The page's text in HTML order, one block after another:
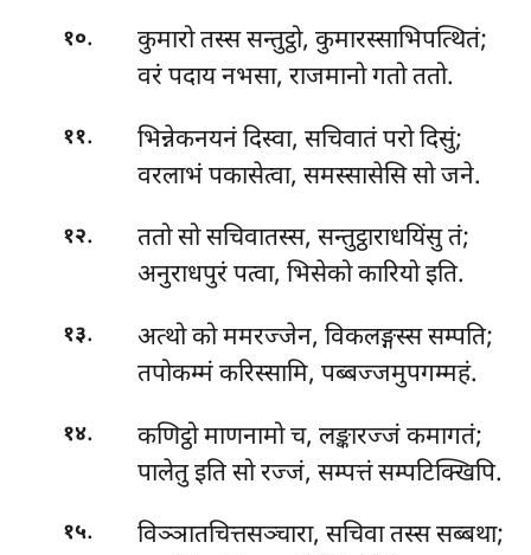
१०.
कुमारो तस्स सन्तुट्ठो, कुमारस्साभिपत्थितं;
वरं पदाय नभसा, राजमानो गतो ततो.
११.
भिन्नेकनयनं दिस्वा, सचिवातं परो दिसुं;
वरलाभं पकासेत्वा, समस्सासेसि सो जने.
१२.
ततो सो सचिवातस्स, सन्तुट्ठाराधयिंसु तं;
अनुराधपुरं पत्वा, भिसेको कारियो इति.
१३.
अत्थो को ममरज्जेन, विकलङ्गस्स सम्पति;
तपोकम्मं करिस्सामि, पब्बज्जमुपगम्महं.
१४.
कणिट्ठो माणनामो च, लङ्कारज्जं कमागतं;
पालेतु इति सो रज्जं, सम्पत्तं सम्पटिक्खिपि.
१५.
विञ्ञातचित्तसञ्चारा, सचिवा तस्स सब्बथा;